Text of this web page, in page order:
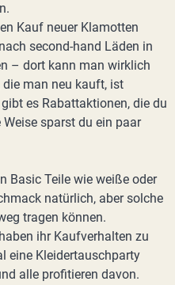
Kauf neuer Klamotten
second-hand Läden in
– dort kann man wirklich
man neu kauft, ist
es Rabattaktionen, die du
sparst du ein paar
Basic Teile wie weiße oder
natürlich, aber solche
tragen können.
ihr Kaufverhalten zu
eine Kleidertauschparty
alle profitieren davon.